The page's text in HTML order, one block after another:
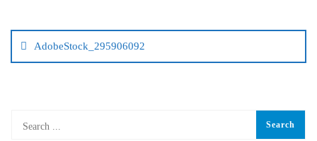
AdobeStock_295906092